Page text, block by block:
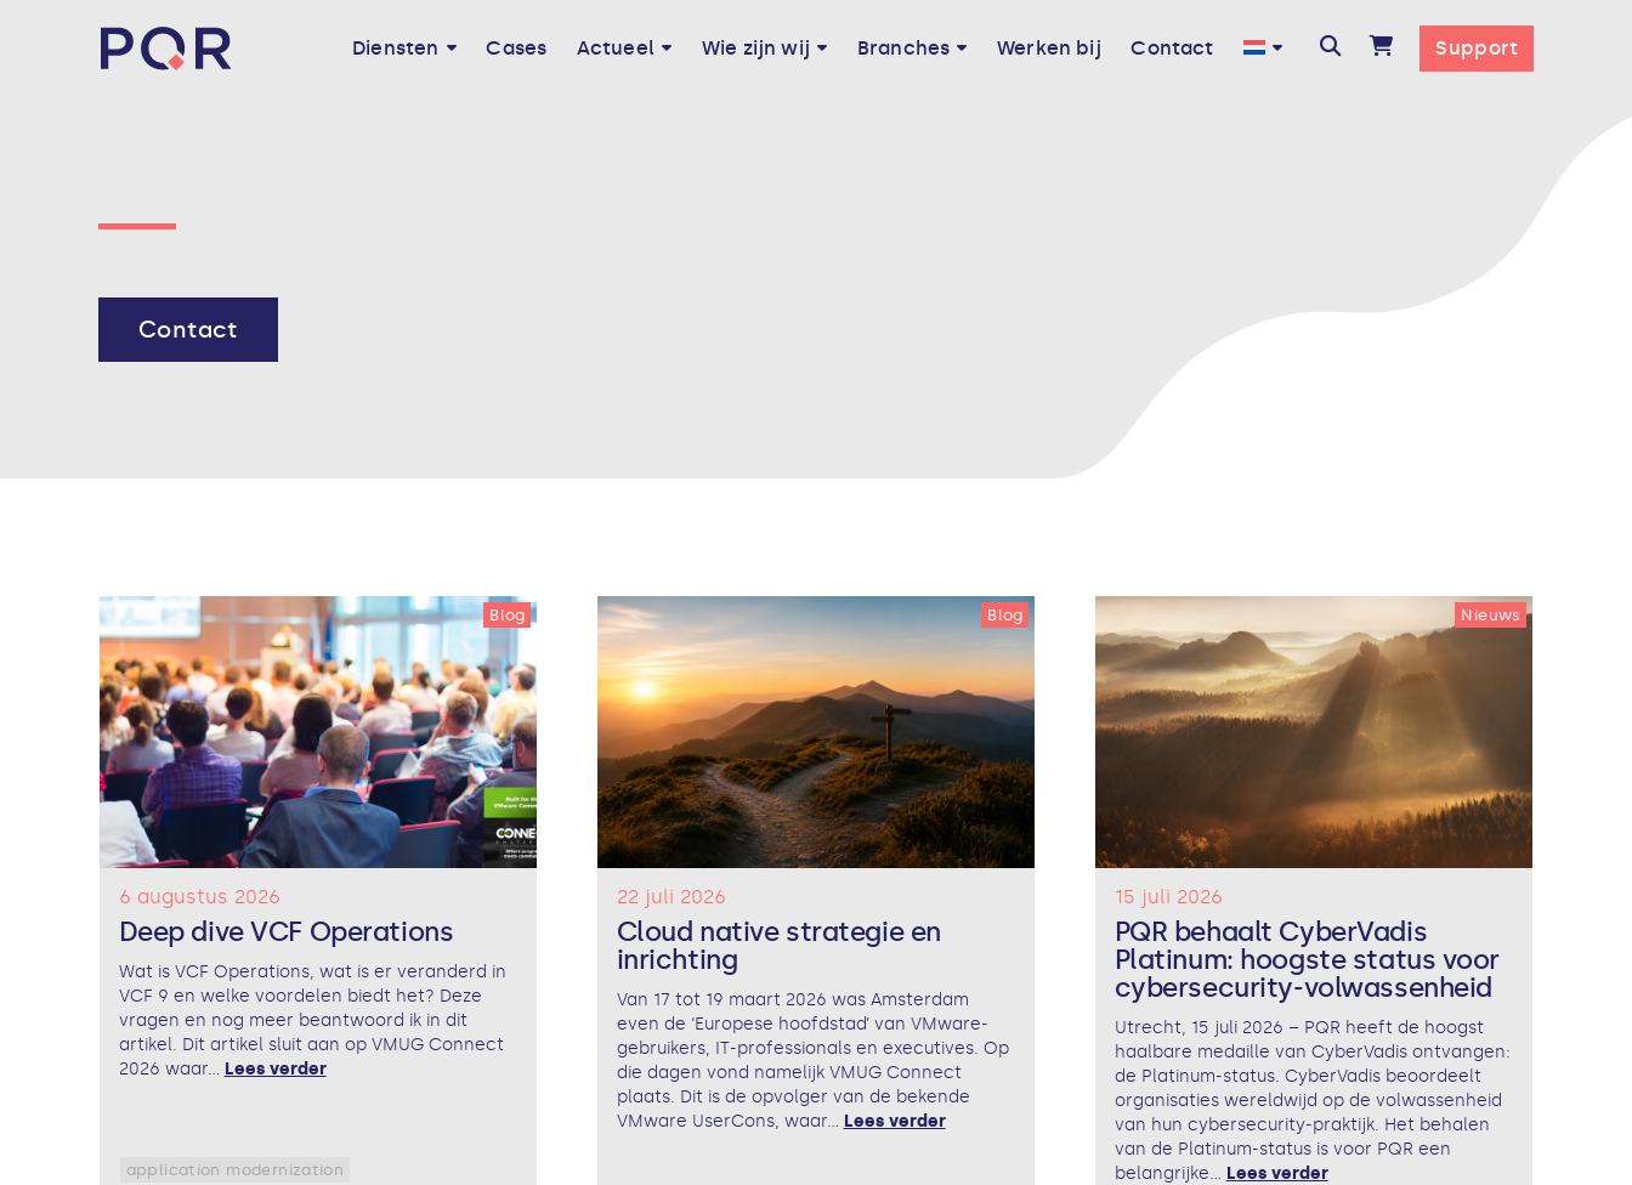
Diensten Cases Actueel Wie zijn wij Branches Werken bij Contact Support
Contact
Blog
6 augustus 2026
Deep dive VCF Operations
Wat is VCF Operations, wat is er veranderd in
VCF 9 en welke voordelen biedt het? Deze
vragen en nog meer beantwoord ik in dit
artikel. Dit artikel sluit aan op VMUG Connect
2026 waar... Lees verder
application modernization
Blog
22 juli 2026
Cloud native strategie en
inrichting
Van 17 tot 19 maart 2026 was Amsterdam
even de ‘Europese hoofdstad’ van VMware-
gebruikers, IT-professionals en executives. Op
die dagen vond namelijk VMUG Connect
plaats. Dit is de opvolger van de bekende
VMware UserCons, waar... Lees verder
Nieuws
15 juli 2026
PQR behaalt CyberVadis
Platinum: hoogste status voor
cybersecurity-volwassenheid
Utrecht, 15 juli 2026 – PQR heeft de hoogst
haalbare medaille van CyberVadis ontvangen:
de Platinum-status. CyberVadis beoordeelt
organisaties wereldwijd op de volwassenheid
van hun cybersecurity-praktijk. Het behalen
van de Platinum-status is voor PQR een
belangrijke... Lees verder